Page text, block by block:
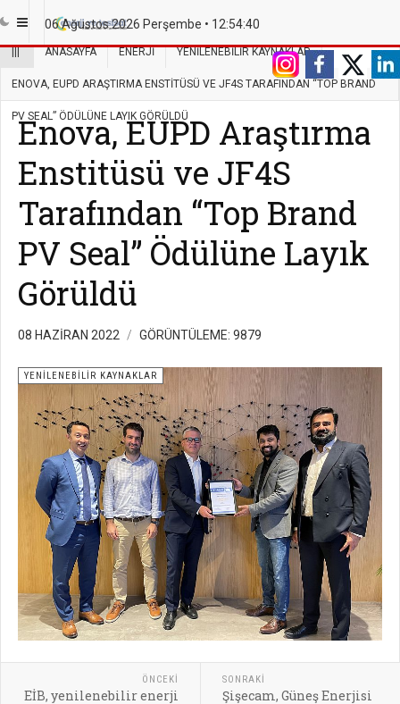
06 Ağustos 2026 Perşembe • 12:54:41
ANASAYFA ENERJI YENILENEBILIR KAYNAKLAR
ENOVA, EUPD ARAŞTIRMA ENSTITÜSÜ VE JF4S TARAFINDAN “TOP BRAND
PV SEAL” ÖDÜLÜNE LAYIK GÖRÜLDÜ
Enova, EUPD Araştırma
Enstitüsü ve JF4S
Tarafından “Top Brand
PV Seal” Ödülüne Layık
Görüldü
08 HAZIRAN 2022 GÖRÜNTÜLEME: 9879
YENILENEBILIR KAYNAKLAR
ÖNCEKI
EİB, yenilenebilir enerji
SONRAKI
Şişecam, Güneş Enerjisi